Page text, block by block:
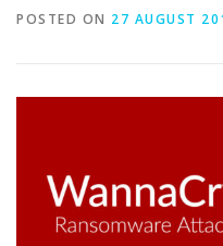
POSTED ON 27 AUGUST